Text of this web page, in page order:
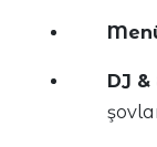
DJ